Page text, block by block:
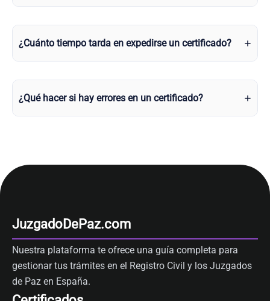
¿Cuánto tiempo tarda en expedirse un certificado?
¿Qué hacer si hay errores en un certificado?
JuzgadoDePaz.com
Nuestra plataforma te ofrece una guía completa para
gestionar tus trámites en el Registro Civil y los Juzgados
de Paz en España.